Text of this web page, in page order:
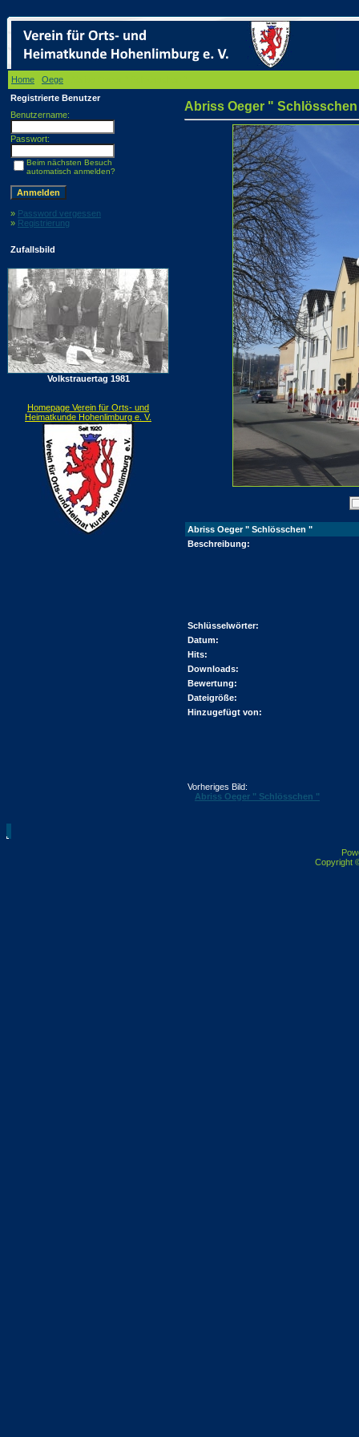
Home Oege
Registrierte Benutzer
Benutzername:
Passwort:
Beim nächsten Besuch
automatisch anmelden?
» Password vergessen
» Registrierung
Zufallsbild
Volkstrauertag 1981
Homepage Verein für Orts- und
Heimatkunde Hohenlimburg e. V.
Abriss Oeger "
Abriss Oeger " Schlösschen "
Beschreibung:
Schlüsselwörter:
Datum:
Hits:
Downloads:
Bewertung:
Dateigröße:
Hinzugefügt von:
Vorheriges Bild:
Abriss Oeger " Schlösschen "
Copyright